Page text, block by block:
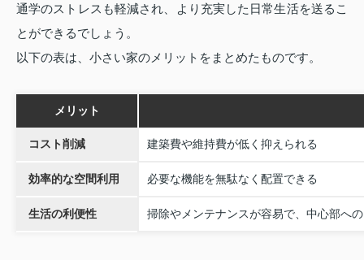
通学のストレスも軽減され、より充実した日常生活を送るこ
とができるでしょう。
以下の表は、小さい家のメリットをまとめたものです。
メリット
コスト削減 建築費や維持費が低く抑えられる
効率的な空間利用 必要な機能を無駄なく配置できる
生活の利便性 掃除やメンテナンスが容易で、中心部へ